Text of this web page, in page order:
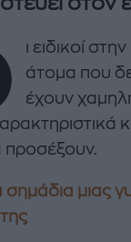
ι ειδικοί
άτομα που
έχουν
προσέξουν.
σημάδια μιας
ΑΠΟΣΤΟΛΟΠΟΥΛΟΥ